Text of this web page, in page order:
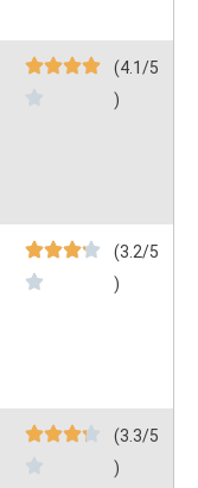
(4.1/5
)
(3.2/5
)
(3.3/5
)